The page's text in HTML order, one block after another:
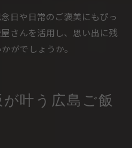
日や日常のご褒美にもぴっ
さんを活用し、思い出に残
がでしょうか。
叶う広島ご飯